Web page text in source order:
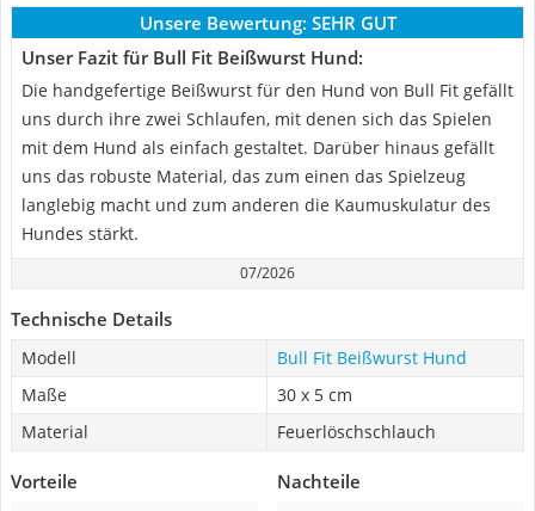
Unsere Bewertung: SEHR GUT
Unser Fazit für Bull Fit Beißwurst Hund:
Die handgefertige Beißwurst für den Hund von Bull Fit gefällt
uns durch ihre zwei Schlaufen, mit denen sich das Spielen
mit dem Hund als einfach gestaltet. Darüber hinaus gefällt
uns das robuste Material, das zum einen das Spielzeug
langlebig macht und zum anderen die Kaumuskulatur des
Hundes stärkt.
07/2026
Technische Details
Modell
Bull Fit Beißwurst Hund
Maße
30 x 5 cm
Material
Feuerlöschschlauch
Vorteile Nachteile